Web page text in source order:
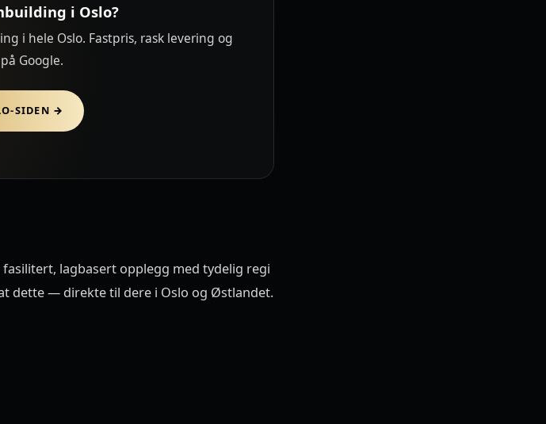
i Oslo?
i hele Oslo. Fastpris, rask levering og
Google.
SIDEN →
lagbasert opplegg med tydelig regi
dette — direkte til dere i Oslo og Østlandet.